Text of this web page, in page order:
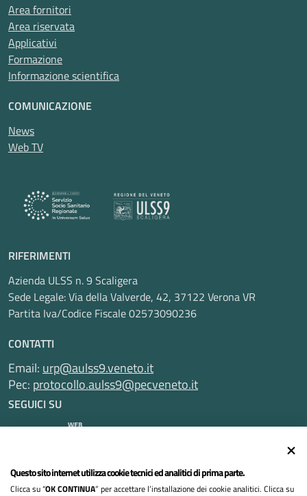
Area fornitori
Area riservata
Applicativi
Formazione
Informazione scientifica
COMUNICAZIONE
News
Web TV
RIFERIMENTI
Azienda ULSS n. 9 Scaligera
Sede Legale: Via della Valverde, 42, 37122 Verona VR
Partita Iva/Codice Fiscale 02573090236
CONTATTI
Email: urp@aulss9.veneto.it
Pec: protocollo.aulss9@pecveneto.it
SEGUICI SU
Informativa privacy
Questo sito internet utilizza cookie tecnici ed analitici di prima parte.
Clicca su “OK CONTINUA” per accettare l’installazione dei cookie analitici. Clicca su